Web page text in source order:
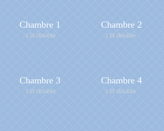
Chambre 1
1 lit double
Chambre 2
1 lit double
Chambre 3
1 lit double
Chambre 4
1 lit double